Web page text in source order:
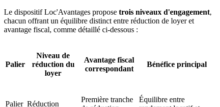
Le dispositif Loc'Avantages propose trois niveaux d'engagement,
chacun offrant un équilibre distinct entre réduction de loyer et
avantage fiscal, comme détaillé ci-dessous :
Palier
Niveau de
réduction du
loyer
Avantage fiscal
correspondant
Bénéfice principal
Palier Réduction
Première tranche
Équilibre entre